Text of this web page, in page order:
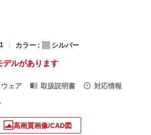
カラー : シルバー
ルがあります
ェア 取扱説明書
対応情報
高画質画像/CAD図